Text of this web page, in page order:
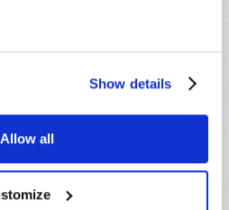
Show details
Allow all
da parte dei
sul lavoro, e vigilare
alla
le scadenze previste
di sorveglianza sanitaria